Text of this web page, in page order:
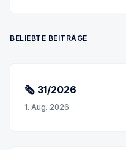
BELIEBTE BEITRÄGE
🗞 31/2026
1. Aug. 2026